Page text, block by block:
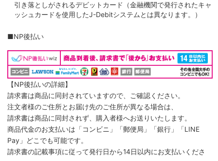
引き落としがされるデビットカード（金融機関で発行されたキャ
ッシュカードを使用したJ-Debitシステムとは異なります。）
■NP後払い
【NP後払いの詳細】
請求書は商品に同封されていますので、ご確認ください。
注文者様のご住所とお届け先のご住所が異なる場合は、
請求書は商品に同封されず、購入者様へお送りいたします。
商品代金のお支払いは「コンビニ」「郵便局」「銀行」「LINE
Pay」どこでも可能です。
請求書の記載事項に従って発行日から14日以内にお支払いくださ